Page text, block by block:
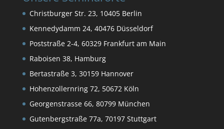
Christburger Str. 23, 10405 Berlin
Kennedydamm 24, 40476 Düsseldorf
Poststraße 2-4, 60329 Frankfurt am Main
Raboisen 38, Hamburg
Bertastraße 3, 30159 Hannover
Hohenzollernring 72, 50672 Köln
Georgenstrasse 66, 80799 München
Gutenbergstraße 77a, 70197 Stuttgart